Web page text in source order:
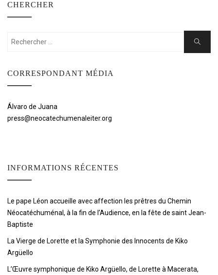
CHERCHER
Rechercher:
Chercher
CORRESPONDANT MÉDIA
Álvaro de Juana
press@neocatechumenaleiter.org
INFORMATIONS RÉCENTES
Le pape Léon accueille avec affection les prêtres du Chemin
Néocatéchuménal, à la fin de l’Audience, en la fête de saint Jean-
Baptiste
La Vierge de Lorette et la Symphonie des Innocents de Kiko
Argüello
L’Œuvre symphonique de Kiko Argüello, de Lorette à Macerata,